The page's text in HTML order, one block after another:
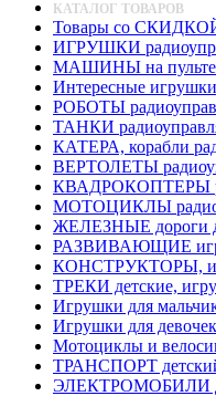
КАТАЛОГ ТОВАРОВ
Товары со
ИГРУШКИ
МАШИНЫ на пульте
Интересные
РОБОТЫ
ТАНКИ
КАТЕРА, корабли
ВЕРТОЛЕТЫ
КВАДРОКОПТЕРЫ
МОТОЦИКЛЫ
ЖЕЛЕЗНЫЕ дороги
РАЗВИВАЮЩИЕ
КОНСТРУКТОРЫ,
ТРЕКИ детские,
Игрушки для
Игрушки для девочек
Мотоциклы и
ТРАНСПОРТ
ЭЛЕКТРОМОБИЛИ